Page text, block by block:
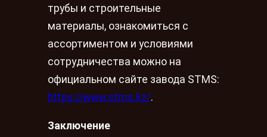
трубы и строительные
материалы, ознакомиться с
ассортиментом и условиями
сотрудничества можно на
официальном сайте завода STMS:
https://www.stms.kz/.
Заключение